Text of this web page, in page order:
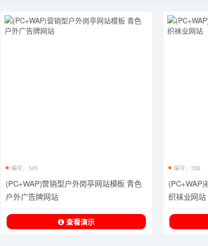
编号：345
(PC+WAP)营销型户外岗亭网站模板 青色
户外广告牌网站
查看演示
编号：338
织袜业网站